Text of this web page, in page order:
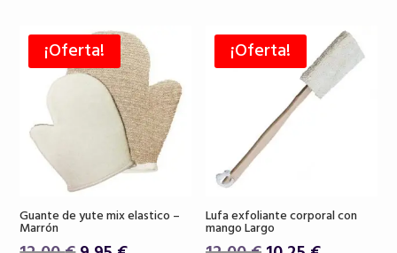
era:
26,00 €.
es:
22,90 €.
era:
18,50 €.
es:
15,75 €.
¡Oferta!
Guante de yute mix elastico –
Marrón
¡Oferta!
Lufa exfoliante corporal con
mango Largo